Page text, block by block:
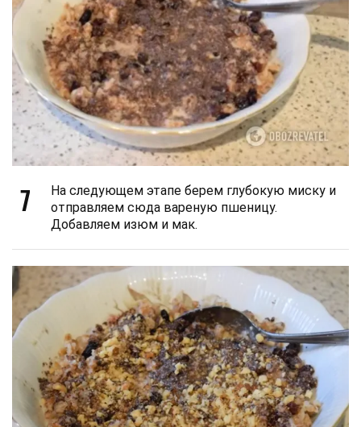
7
На следующем этапе берем глубокую миску и
отправляем сюда вареную пшеницу.
Добавляем изюм и мак.